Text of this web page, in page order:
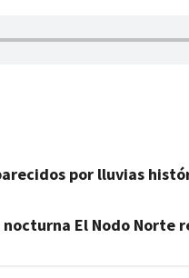
por lluvias
El Nodo Norte